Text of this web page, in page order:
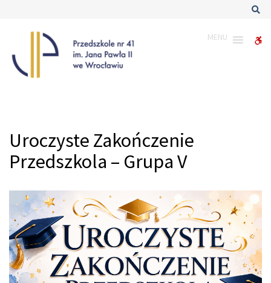
Zakończenie
Grupa
MENU
Uroczyste Zakończenie
Przedszkola – Grupa V